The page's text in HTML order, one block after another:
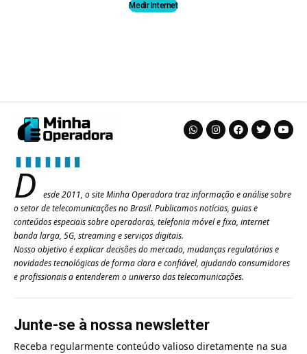
Medir Internet
D
esde 2011, o site Minha Operadora traz informação e análise sobre
o setor de telecomunicações no Brasil. Publicamos notícias, guias e
conteúdos especiais sobre operadoras, telefonia móvel e fixa, internet
banda larga, 5G, streaming e serviços digitais.
Nosso objetivo é explicar decisões do mercado, mudanças regulatórias e
novidades tecnológicas de forma clara e confiável, ajudando consumidores
e profissionais a entenderem o universo das telecomunicações.
Junte-se à nossa newsletter
Receba regularmente conteúdo valioso diretamente na sua